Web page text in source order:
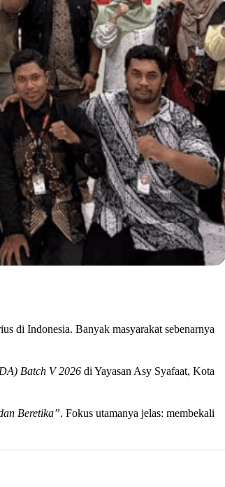
di Indonesia. Banyak masyarakat sebenarnya
Batch V 2026 di Yayasan Asy Syafaat, Kota
Beretika”. Fokus utamanya jelas: membekali